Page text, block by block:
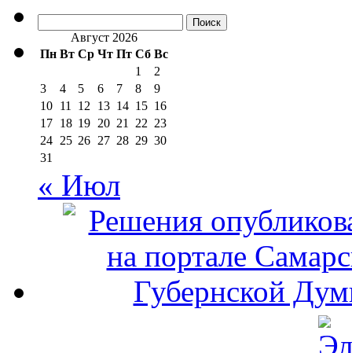
Август 2026
Пн Вт Ср Чт Пт Сб Вс
1
2
3
4 5 6 7 8
9
10 11 12 13 14 15 16
17 18 19 20 21 22 23
24 25 26 27 28 29 30
31
« Июл